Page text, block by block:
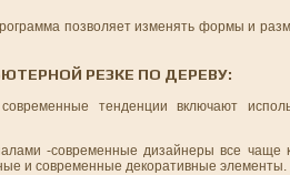
позволяет изменять формы и
РЕЗКЕ ПО ДЕРЕВУ:
тенденции включают
-современные дизайнеры все чаще
и современные декоративные элементы.